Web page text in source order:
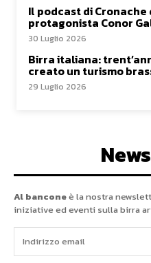
Il podcast di
protagonista Conor
30 Luglio 2026
Birra italiana:
creato un turismo
29 Luglio 2026
Al banconeè la nostra
iniziative ed eventi sulla birra